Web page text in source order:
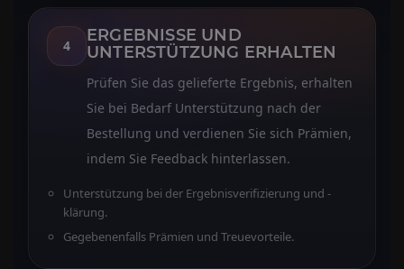
4
ERGEBNISSE UND
UNTERSTÜTZUNG ERHALTEN
Prüfen Sie das gelieferte Ergebnis, erhalten
Sie bei Bedarf Unterstützung nach der
Bestellung und verdienen Sie sich Prämien,
indem Sie Feedback hinterlassen.
Unterstützung bei der Ergebnisverifizierung und -
klärung.
Gegebenenfalls Prämien und Treuevorteile.